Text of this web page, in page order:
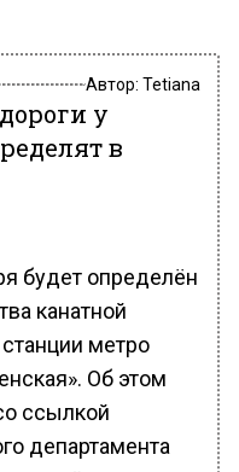
Автор: Tetiana
у
в
будет определён
канатной
метро
Об этом
ссылкой
департамента